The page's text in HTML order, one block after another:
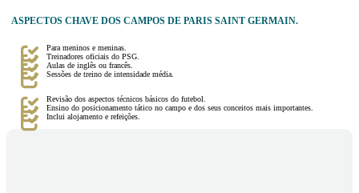
ASPECTOS CHAVE DOS CAMPOS DE PARIS SAINT GERMAIN.
Para meninos e meninas.
Treinadores oficiais do PSG.
Aulas de inglês ou francês.
Sessões de treino de intensidade média.
Revisão dos aspectos técnicos básicos do futebol.
Ensino do posicionamento tático no campo e dos seus conceitos mais importantes.
Inclui alojamento e refeições.